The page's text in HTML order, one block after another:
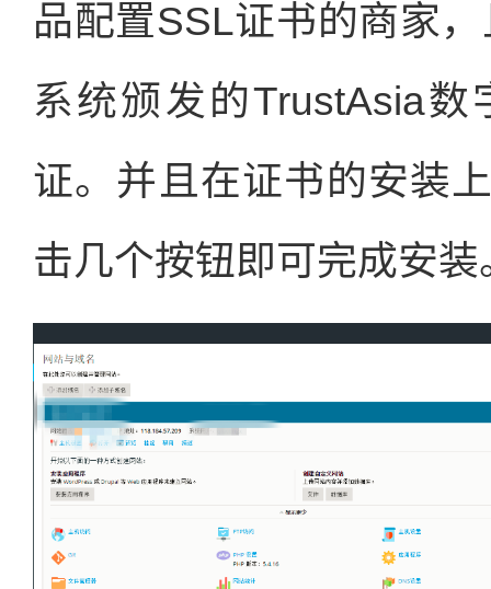
品配置SSL证书的商家
系统颁发的TrustAsia
证。并且在证书的安装
击几个按钮即可完成安装